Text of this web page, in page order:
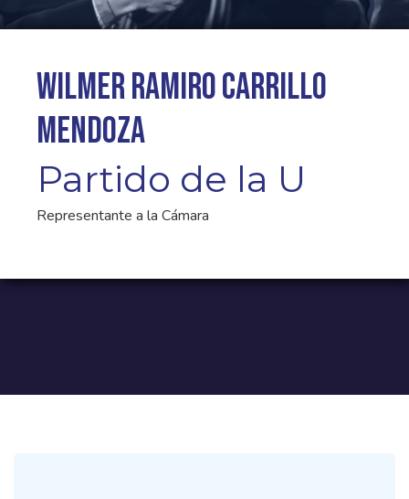
Wilmer Ramiro Carrillo
Mendoza
Partido de la U
Representante a la Cámara